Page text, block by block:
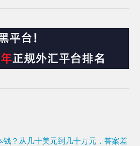
钱？从几十美元到几十万元，答案差